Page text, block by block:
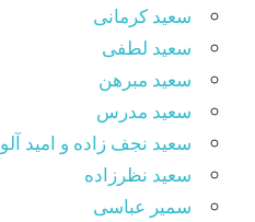
سعید کرمانی
سعید لطفی
سعید مبرهن
سعید مدرس
سعید نجف زاده و امید آلو
سعید نظرزاده
سمیر عباسی